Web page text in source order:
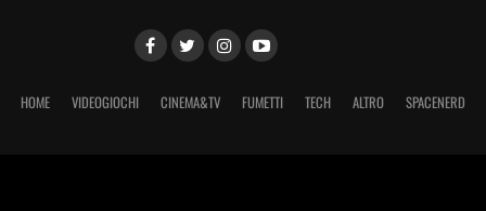
HOME VIDEOGIOCHI CINEMA&TV FUMETTI TECH ALTRO SPACENERD